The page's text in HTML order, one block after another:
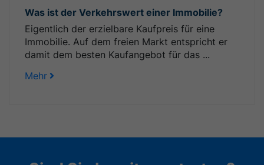
Was ist der Verkehrswert einer Immobilie?
Eigentlich der erzielbare Kaufpreis für eine
Immobilie. Auf dem freien Markt entspricht er
damit dem besten Kaufangebot für das ...
Mehr